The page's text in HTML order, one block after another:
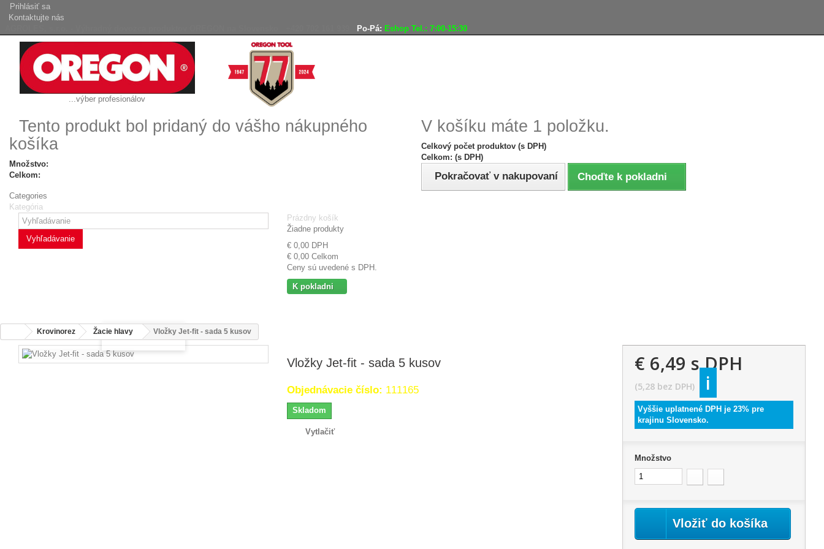
Prihlásiť sa
Kontaktujte nás
Po-Pá: Eshop Tel.: 7:00-15:30
...výber profesionálov
Tento produkt bol pridaný do vášho nákupného
košíka
Množstvo:
Celkom:
V košíku máte 1 položku.
Celkový počet produktov (s DPH)
Celkom: (s DPH)
Pokračovať v nakupovaní Choďte k pokladni
Categories
Kategória
Vyhľadávanie
Prázdny košík
Žiadne produkty
€ 0,00 DPH
€ 0,00 Celkom
Ceny sú uvedené s DPH.
K pokladni
Krovinorez Žacie hlavy Vložky Jet-fit - sada 5 kusov
Zväčšiť
Vložky Jet-fit - sada 5 kusov
Objednávacie číslo: 111165
Skladom
Vytlačiť
€ 6,49 s DPH
(5,28 bez DPH) i
Vyššie uplatnené DPH je 23% pre
krajinu Slovensko.
Množstvo
Vložiť do košíka